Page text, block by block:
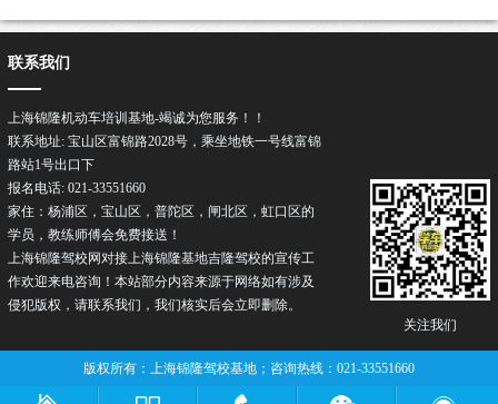
关注我们
联系我们
上海锦隆机动车培训基地-竭诚为您服务！！
联系地址: 宝山区富锦路2028号，乘坐地铁一号线富锦
路站1号出口下
报名电话: 021-33551660
家住：杨浦区，宝山区，普陀区，闸北区，虹口区的
学员，教练师傅会免费接送！
上海锦隆驾校网对接上海锦隆基地吉隆驾校的宣传工
作欢迎来电咨询！本站部分内容来源于网络如有涉及
侵犯版权，请联系我们，我们核实后会立即删除。
版权所有：上海锦隆驾校基地；咨询热线：021-33551660